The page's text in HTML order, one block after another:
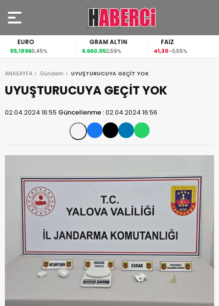
EURO
55,18960,45%
GRAM ALTIN
6.660,552,59%
FAİZ
41,30-0,55%
ANASAYFA Gündem UYUŞTURUCUYA GEÇİT YOK
UYUŞTURUCUYA GEÇİT YOK
02.04.2024 16:55 Güncellenme :02.04.2024 16:56